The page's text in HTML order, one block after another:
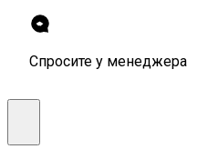
Спросите у менеджера